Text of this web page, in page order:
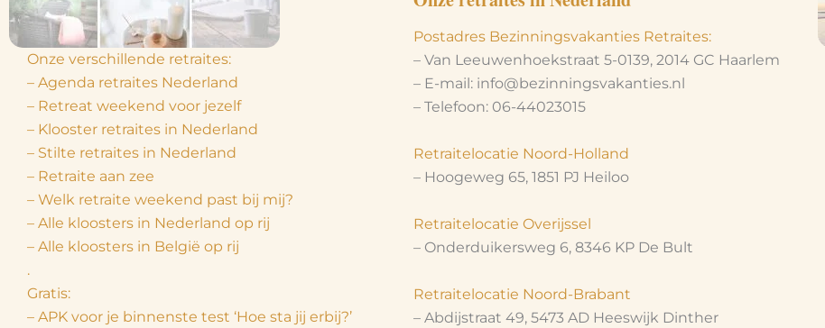
Onze verschillende retraites:
– Agenda retraites Nederland
– Retreat weekend voor jezelf
– Klooster retraites in Nederland
– Stilte retraites in Nederland
– Retraite aan zee
– Welk retraite weekend past bij mij?
– Alle kloosters in Nederland op rij
– Alle kloosters in België op rij
.
Gratis:
– APK voor je binnenste test ‘Hoe sta jij erbij?’
Postadres Bezinningsvakanties Retraites:
– Van Leeuwenhoekstraat 5-0139, 2014 GC Haarlem
– E-mail: info@bezinningsvakanties.nl
– Telefoon: 06-44023015
Retraitelocatie Noord-Holland
– Hoogeweg 65, 1851 PJ Heiloo
Retraitelocatie Overijssel
– Onderduikersweg 6, 8346 KP De Bult
Retraitelocatie Noord-Brabant
– Abdijstraat 49, 5473 AD Heeswijk Dinther